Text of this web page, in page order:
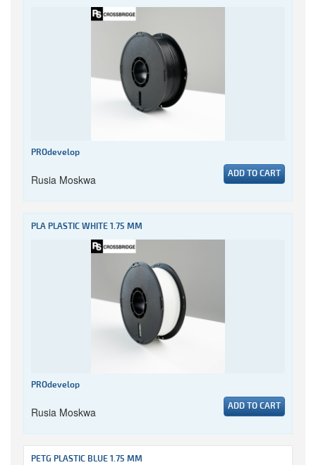
PROdevelop
Rusia Moskwa ADD TO CART
PLA PLASTIC WHITE 1.75 MM
PROdevelop
Rusia Moskwa ADD TO CART
PETG PLASTIC BLUE 1.75 MM